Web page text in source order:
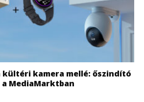
kültéri kamera mellé: őszindító
MediaMarktban